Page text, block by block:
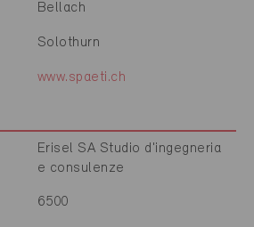
Bellach
Solothurn
www.spaeti.ch
Erisel SA Studio d'ingegneria
e consulenze
6500